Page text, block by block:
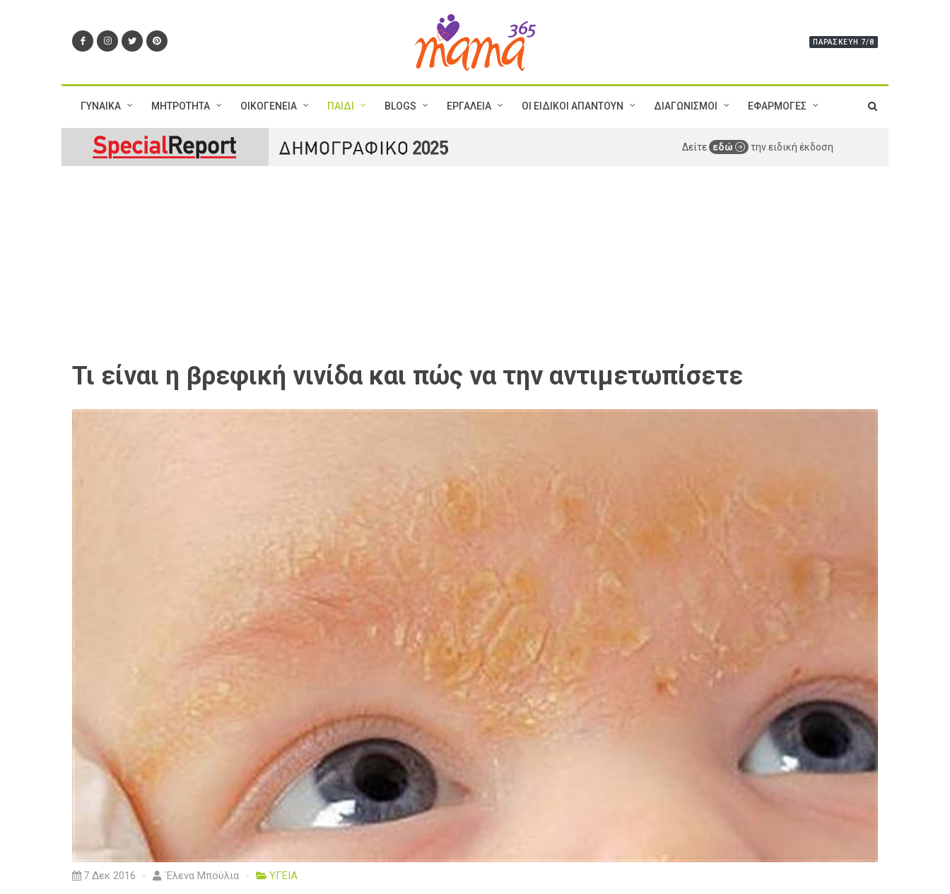
ΠΑΡΑΣΚΕΥΉ 7/8
ΓΥΝΑΙΚΑ ΜΗΤΡΟΤΗΤΑ ΟΙΚΟΓΕΝΕΙΑ ΠΑΙΔΙ BLOGS ΕΡΓΑΛΕΙΑ ΟΙ ΕΙΔΙΚΟΙ ΑΠΑΝΤΟΥΝ ΔΙΑΓΩΝΙΣΜΟΙ ΕΦΑΡΜΟΓΕΣ
Δείτε εδώ την ειδική έκδοση
Τι είναι η βρεφική νινίδα και πώς να την αντιμετωπίσετε
7 Δεκ 2016 Έλενα Μπούλια ΥΓΕΙΑ